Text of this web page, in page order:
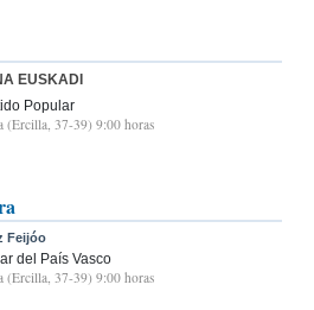
EUSKADI
Popular
(Ercilla, 37-39) 9:00 horas
Feijóo
del País Vasco
(Ercilla, 37-39) 9:00 horas